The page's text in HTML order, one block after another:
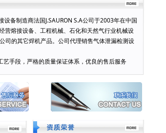
备制造商法国J.SAURON S.A公司于2003年在中国
营熔接设备、工程机械、石化和天然气行业机械设
司的其它焊机产品。公司代理销售气体泄漏检测设
手段，严格的质量保证体系，优良的售后服务